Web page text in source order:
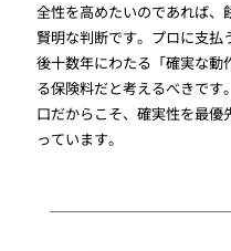
全性を高めたいのであれば、
賢明な判断です。プロに支
後十数年にわたる「確実な
る保険料だと考えるべきです
口だからこそ、確実性を最
っています。